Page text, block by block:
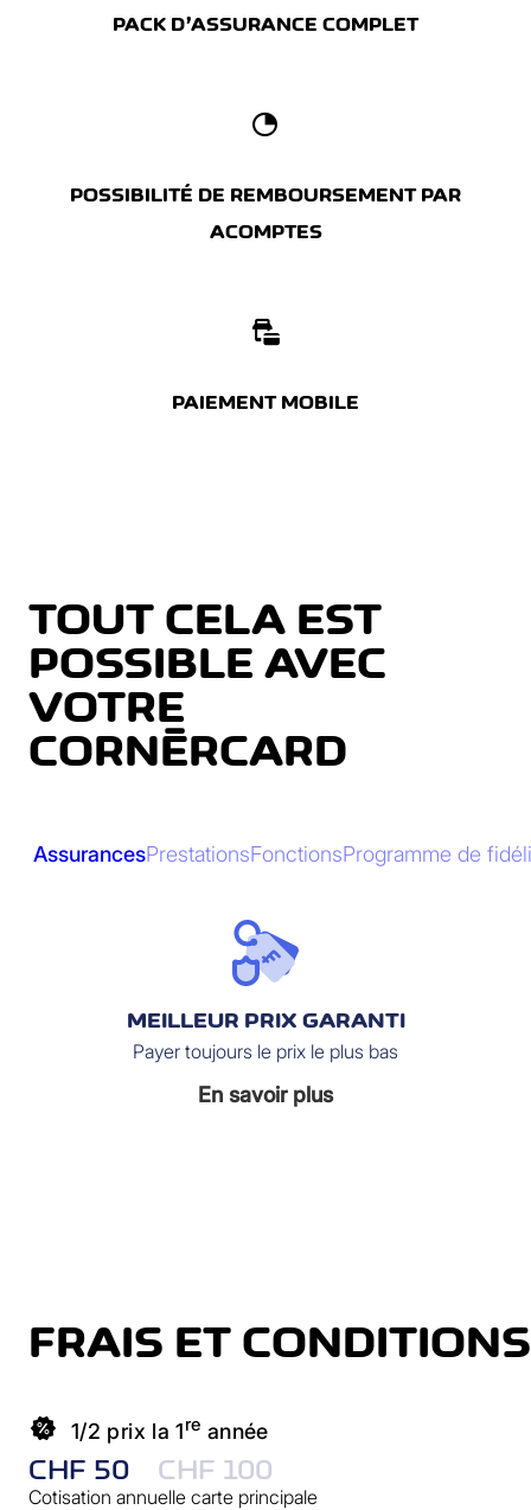
PACK D’ASSURANCE COMPLET
POSSIBILITÉ DE REMBOURSEMENT PAR
ACOMPTES
PAIEMENT MOBILE
TOUT CELA EST
POSSIBLE AVEC
VOTRE
CORNÈRCARD
AssurancesPrestationsFonctionsProgramme de
MEILLEUR PRIX GARANTI
Payer toujours le prix le plus bas
En savoir plus
FRAIS ET CONDITIONS
1/2 prix la 1re année
CHF 50 CHF 100
Cotisation annuelle carte principale